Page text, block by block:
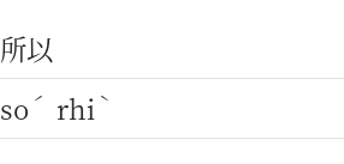
所以
so ˊ rhi ˋ